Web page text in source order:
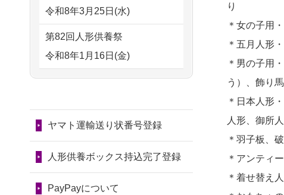
り
＊女の子用
＊五月人形
＊男の子用
う）、飾り
＊日本人形
人形、御所
＊羽子板、
＊アンティ
＊着せ替え
2026/07/31 12:32
東京都の方からお申込み
2026/07/31 10:29
京都市の方からお申込み
埼玉県の方からお申込み
2026/07/30 17:02
が...
達を、ちゃんと供養したく、
2026/07/10家から近かったの
で。
2026/07/08誰も住んでいない
実家の片付けを始めました。
お雛様とお内裏様だ...
2024/01/13供養申込みの後、
供養祭までお人形はどうなっ
てるのですか？
が、きちんと供養してもらえ
るのですか？
お願いできますか？
令和8年3月25日(水)
第82回人形供養祭
令和8年1月16日(金)
第81回人形供養祭
第80回人形供養祭
第79回人形供養祭
令和7年8月2日(土)
ヤマト運輸送り状番号登録
人形供養ボックス持込完了登録
PayPayについて